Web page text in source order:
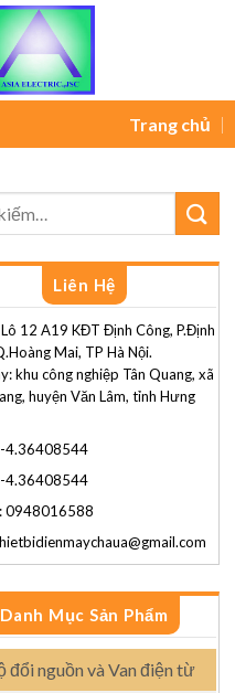
Trang chủ
Liên Hệ
12 A19 KĐT Định Công, P.Định
Mai, TP Hà Nội.
khu công nghiệp Tân Quang, xã
huyện Văn Lâm, tỉnh Hưng
-4.36408544
4.36408544
0948016588
Danh Mục Sản Phẩm
đổi nguồn và Van điện từ